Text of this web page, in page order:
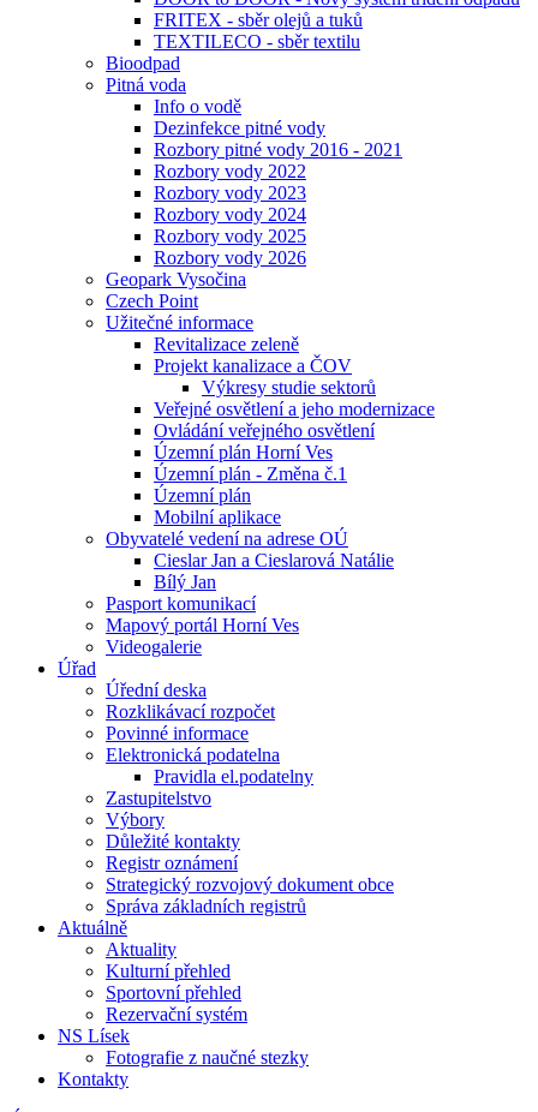
FRITEX - sběr olejů a tuků
TEXTILECO - sběr textilu
Bioodpad
Pitná voda
Info o vodě
Dezinfekce pitné vody
Rozbory pitné vody 2016 - 2021
Rozbory vody 2022
Rozbory vody 2023
Rozbory vody 2024
Rozbory vody 2025
Rozbory vody 2026
Geopark Vysočina
Czech Point
Užitečné informace
Revitalizace zeleně
Projekt kanalizace a ČOV
Výkresy studie sektorů
Veřejné osvětlení a jeho modernizace
Ovládání veřejného osvětlení
Územní plán Horní Ves
Územní plán - Změna č.1
Územní plán
Mobilní aplikace
Obyvatelé vedení na adrese OÚ
Cieslar Jan a Cieslarová Natálie
Bílý Jan
Pasport komunikací
Mapový portál Horní Ves
Videogalerie
Úřad
Úřední deska
Rozklikávací rozpočet
Povinné informace
Elektronická podatelna
Pravidla el.podatelny
Zastupitelstvo
Výbory
Důležité kontakty
Registr oznámení
Strategický rozvojový dokument obce
Správa základních registrů
Aktuálně
Aktuality
Kulturní přehled
Sportovní přehled
Rezervační systém
NS Lísek
Fotografie z naučné stezky
Kontakty